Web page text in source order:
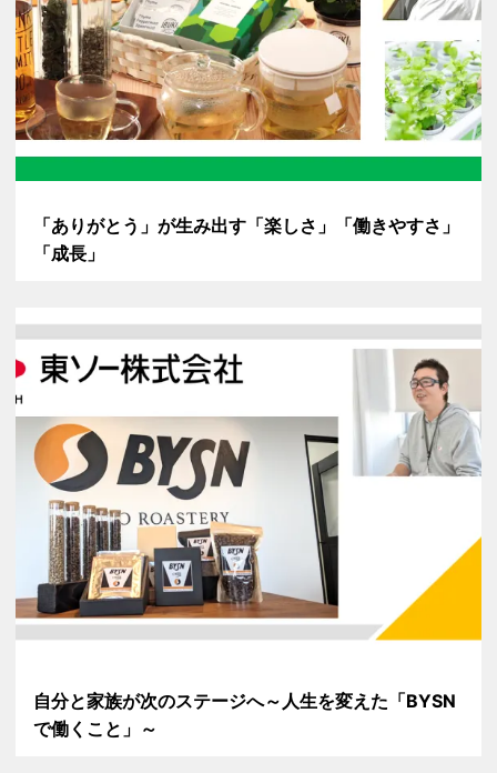
「ありがとう」が生み出す「楽しさ」「働きやすさ」
「成長」
自分と家族が次のステージへ～人生を変えた「BYSN
で働くこと」～